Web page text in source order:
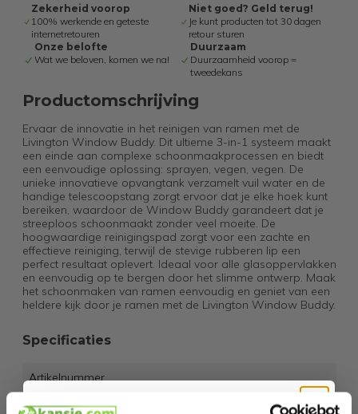
Zekerheid voorop
100% werkende en geteste
internetretouren
Niet goed? Geld terug!
Je kunt producten tot 30 dagen
retour sturen
Onze belofte
Wat we beloven, komen we na!
Duurzaam
Duurzaamheid voorop =
tweedekans
Productomschrijving
Ervaar de innovatie in het reinigen van ramen met de
Livington Window Buddy. Dit ultieme 3-in-1 systeem maakt
een einde aan complexe schoonmaakprocessen en biedt
een eenvoudige oplossing: sprayen, vegen, vegen. De
unieke innovatieve opvangtank verzamelt vuil water en de
handige telescoopstang zorgt ervoor dat je elke hoek kunt
bereiken, waardoor de Window Buddy garandeert dat je
streeploos schoonmaakt zonder veel moeite. De
hoogwaardige reinigingspad zorgt voor een zachte en
effectieve reiniging, terwijl de stevige rubberen lip een
perfect resultaat oplevert. Ideaal voor alle glasoppervlakken
en eenvoudig op te bergen door het slimme ontwerp. Maak
het schoonmaken van ramen eenvoudig en geniet van een
heldere kijk door je ramen met de Livington Window Buddy.
Specificaties
Artikelnummer
EAN